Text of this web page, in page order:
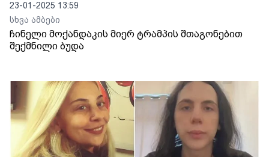
23-01-2025 13:59
სხვა ამბები
ჩინელი მოქანდაკის მიერ ტრამპის შთაგონებით
შექმნილი ბუდა